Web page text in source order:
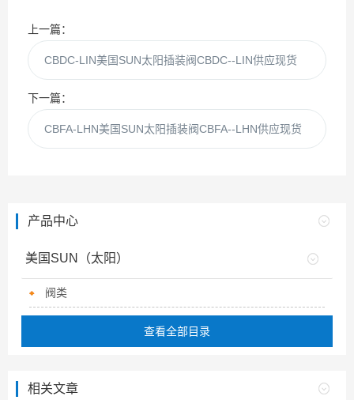
上一篇：
CBDC-LIN美国SUN太阳插装阀CBDC--LIN供应现货
下一篇：
CBFA-LHN美国SUN太阳插装阀CBFA--LHN供应现货
产品中心
美国SUN（太阳）
阀类
查看全部目录
相关文章